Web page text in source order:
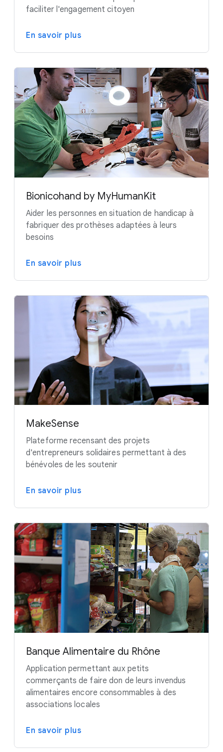
faciliter l'engagement citoyen
En savoir plus
Bionicohand by MyHumanKit
Aider les personnes en situation de handicap à
fabriquer des prothèses adaptées à leurs
besoins
En savoir plus
MakeSense
Plateforme recensant des projets
d'entrepreneurs solidaires permettant à des
bénévoles de les soutenir
En savoir plus
Banque Alimentaire du Rhône
Application permettant aux petits
commerçants de faire don de leurs invendus
alimentaires encore consommables à des
associations locales
En savoir plus